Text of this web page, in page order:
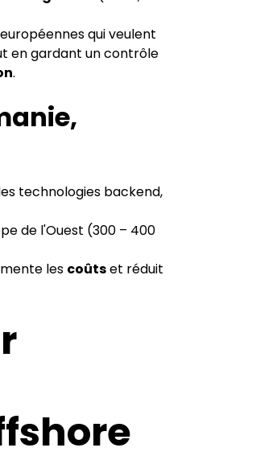
européennes qui veulent
en gardant un contrôle
.
technologies backend,
de l'Ouest (300 – 400
les coûtset réduit